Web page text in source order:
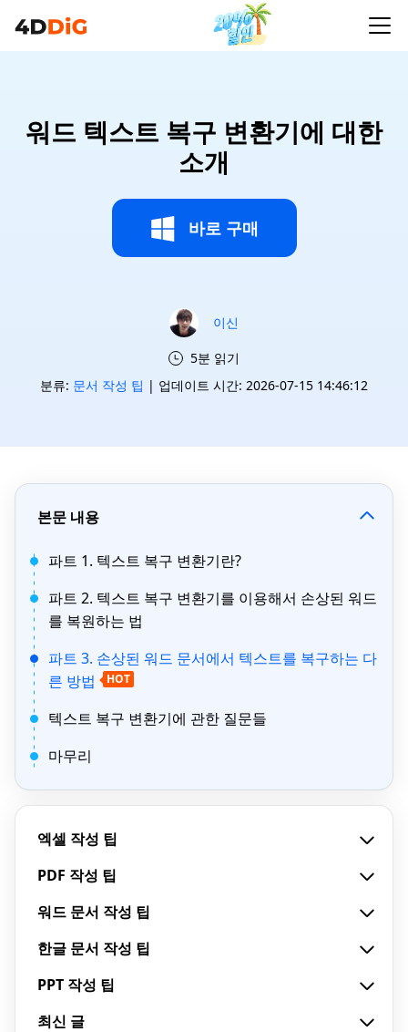
워드 텍스트 복구 변환기에 대한
소개
바로 구매
이신
5분 읽기
분류: 문서 작성 팁 | 업데이트 시간: 2026-07-15 14:46:12
본문 내용
파트 1. 텍스트 복구 변환기란?
파트 2. 텍스트 복구 변환기를 이용해서 손상된 워드
를 복원하는 법
파트 3. 손상된 워드 문서에서 텍스트를 복구하는 다
른 방법
HOT
텍스트 복구 변환기에 관한 질문들
마무리
엑셀 작성 팁
PDF 작성 팁
워드 문서 작성 팁
한글 문서 작성 팁
PPT 작성 팁
최신 글